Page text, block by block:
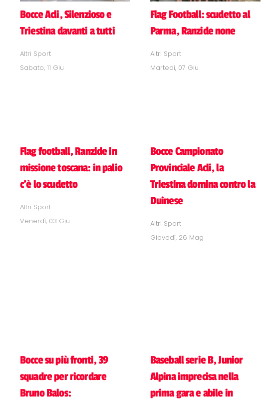
Bocce Acli, Silenzioso e
Triestina davanti a tutti
Altri Sport
Sabato, 11 Giu
Flag Football: scudetto al
Parma, Ranzide none
Altri Sport
Martedì, 07 Giu
Flag football, Ranzide in
missione toscana: in palio
c'è lo scudetto
Altri Sport
Venerdì, 03 Giu
Bocce Campionato
Provinciale Acli, la
Triestina domina contro la
Duinese
Altri Sport
Giovedì, 26 Mag
Bocce su più fronti, 39
squadre per ricordare
Bruno Balos:
Baseball serie B, Junior
Alpina imprecisa nella
prima gara e abile in